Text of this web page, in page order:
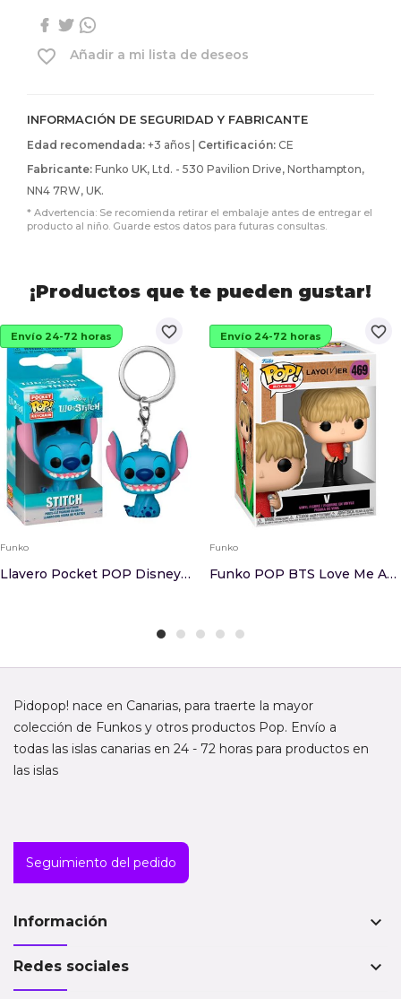
favorite_border Añadir a mi lista de deseos
INFORMACIÓN DE SEGURIDAD Y FABRICANTE
Edad recomendada: +3 años | Certificación: CE
Fabricante: Funko UK, Ltd. - 530 Pavilion Drive, Northampton,
NN4 7RW, UK.
* Advertencia: Se recomienda retirar el embalaje antes de entregar el
producto al niño. Guarde estos datos para futuras consultas.
¡Productos que te pueden gustar!
favorite_border
Envío 24-72 horas
Funko
Llavero Pocket POP Disney Lilo And Stitch - Stitch
favorite_border
Envío 24-72 horas
Funko
Funko POP BTS Love Me Again V 469
Pidopop! nace en Canarias, para traerte la mayor
colección de Funkos y otros productos Pop. Envío a
todas las islas canarias en 24 - 72 horas para productos en
las islas
Seguimiento del pedido
Información keyboard_arrow_down
Redes sociales keyboard_arrow_down